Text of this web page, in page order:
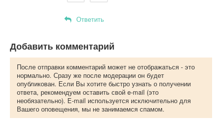
Ответить
Добавить комментарий
После отправки комментарий может не отображаться - это
нормально. Сразу же после модерации он будет
опубликован. Если Вы хотите быстро узнать о получении
ответа, рекомендуем оставить свой e-mail (это
необязательно). E-mail используется исключительно для
Вашего оповещения, мы не занимаемся спамом.